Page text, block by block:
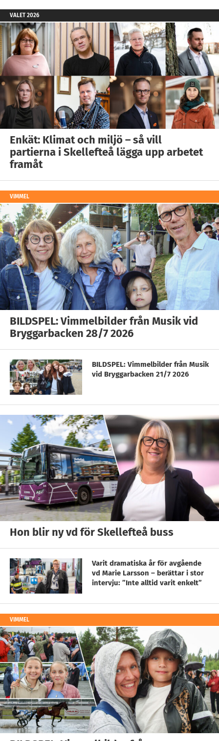
VALET 2026
Enkät: Klimat och miljö – så vill
partierna i Skellefteå lägga upp arbetet
framåt
VIMMEL
BILDSPEL: Vimmelbilder från Musik vid
Bryggarbacken 28/7 2026
BILDSPEL: Vimmelbilder från Musik
vid Bryggarbacken 21/7 2026
Hon blir ny vd för Skellefteå buss
Varit dramatiska år för avgående
vd Marie Larsson – berättar i stor
intervju: ”Inte alltid varit enkelt”
VIMMEL